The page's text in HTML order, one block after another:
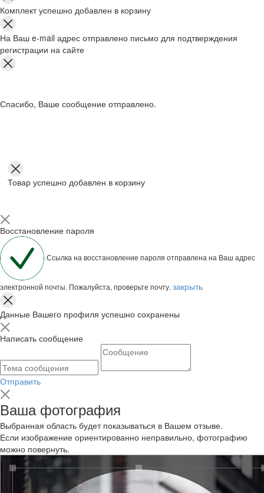
Комплект успешно добавлен в корзину
На Ваш e-mail адрес отправлено письмо для подтверждения
регистрации на сайте
Спасибо, Ваше сообщение отправлено.
Товар успешно добавлен в корзину
Восстановление пароля
Ссылка на восстановление пароля отправлена на Ваш адрес
электронной почты. Пожалуйста, проверьте почту. закрыть
Данные Вашего профиля успешно сохранены
Написать сообщение
Отправить
Ваша фотография
Выбранная область будет показываться в Вашем отзыве.
Если изображение ориентированно неправильно, фотографию
можно повернуть.